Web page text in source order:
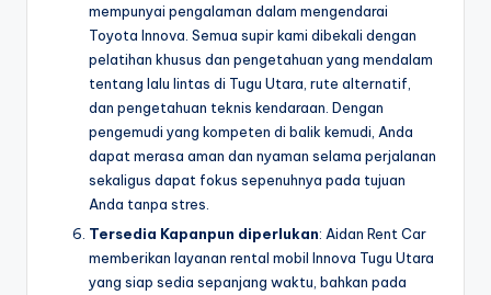
mempunyai pengalaman dalam mengendarai
Toyota Innova. Semua supir kami dibekali dengan
pelatihan khusus dan pengetahuan yang mendalam
tentang lalu lintas di Tugu Utara, rute alternatif,
dan pengetahuan teknis kendaraan. Dengan
pengemudi yang kompeten di balik kemudi, Anda
dapat merasa aman dan nyaman selama perjalanan
sekaligus dapat fokus sepenuhnya pada tujuan
Anda tanpa stres.
Tersedia Kapanpun diperlukan: Aidan Rent Car
memberikan layanan rental mobil Innova Tugu Utara
yang siap sedia sepanjang waktu, bahkan pada